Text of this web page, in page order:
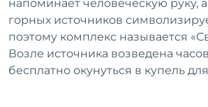
напоминает человеческую руку,
горных источников
поэтому комплекс называется
Возле источника возведена
бесплатно окунуться в купель